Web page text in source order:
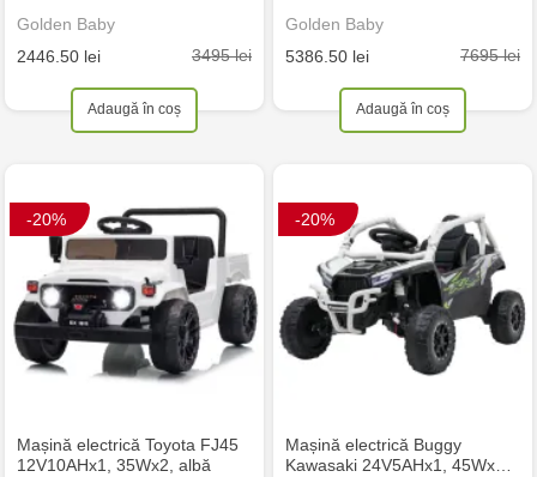
Golden Baby
2446.50 lei
3495 lei
Adaugă în coș
Golden Baby
5386.50 lei
7695 lei
Adaugă în coș
-20%
Mașină electrică Toyota FJ45
12V10AHx1, 35Wx2, albă
-20%
Mașină electrică Buggy
Kawasaki 24V5AHx1, 45Wx…